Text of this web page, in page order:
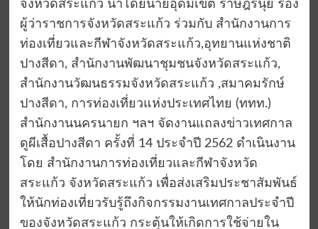
จังหวัดสระแก้ว นำโดยนายอุดมเขต ราษฎร์นุ้ย รอง
ผู้ว่าราชการจังหวัดสระแก้ว ร่วมกับ สำนักงานการ
ท่องเที่ยวและกีฬาจังหวัดสระแก้ว,อุทยานแห่งชาติ
ปางสีดา, สำนักงานพัฒนาชุมชนจังหวัดสระแก้ว,
สำนักงานวัฒนธรรมจังหวัดสระแก้ว ,สมาคมรักษ์
ปางสีดา, การท่องเที่ยวแห่งประเทศไทย (ททท.)
สำนักงานนครนายก ฯลฯ จัดงานแถลงข่าวเทศกาล
ดูผีเสื้อปางสีดา ครั้งที่ 14 ประจำปี 2562 ดำเนินงาน
โดย สำนักงานการท่องเที่ยวและกีฬาจังหวัด
สระแก้ว จังหวัดสระแก้ว เพื่อส่งเสริมประชาสัมพันธ์
ให้นักท่องเที่ยวรับรู้ถึงกิจกรรมงานเทศกาลประจำปี
ของจังหวัดสระแก้ว กระตุ้นให้เกิดการใช้จ่ายใน